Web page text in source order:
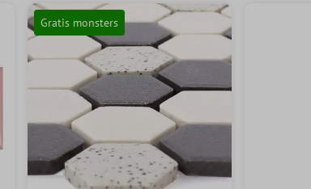
Gratis monsters